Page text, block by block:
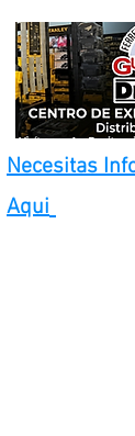
Necesitas
Aqui